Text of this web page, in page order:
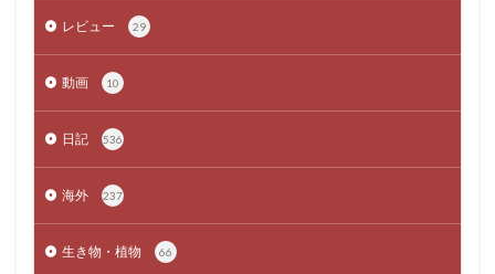
レビュー 29
動画 10
日記 536
海外 237
生き物・植物 66